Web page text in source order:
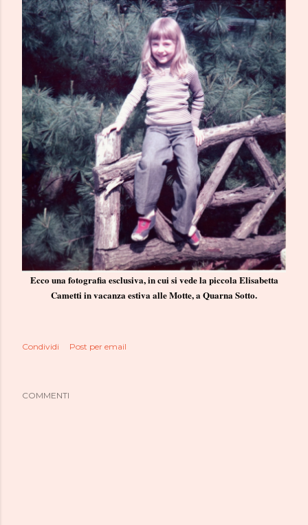
Ecco una fotografia esclusiva, in cui si vede la piccola Elisabetta
Cametti in vacanza estiva alle Motte, a Quarna Sotto.
Condividi Post per email
COMMENTI